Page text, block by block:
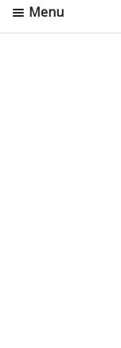
Menu